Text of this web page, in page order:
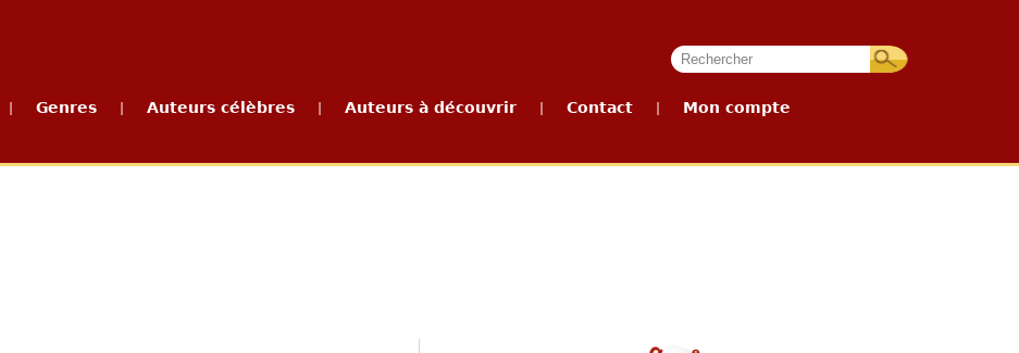
Genres Auteurs célèbres Auteurs à découvrir Contact Mon compte